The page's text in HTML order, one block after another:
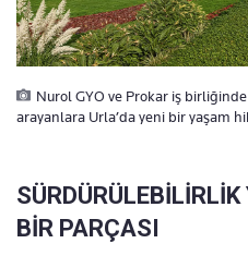
Nurol GYO ve Prokar iş
arayanlara Urla’da yeni bir yaşam
BİR PARÇASI